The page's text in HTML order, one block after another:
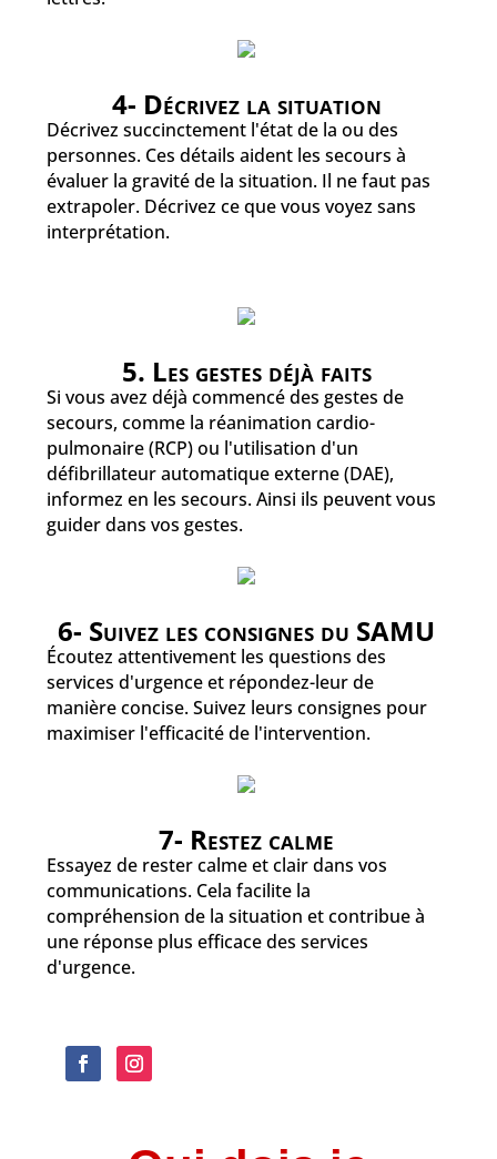
4- Décrivez la situation
Décrivez succinctement l'état de la ou des
personnes. Ces détails aident les secours à
évaluer la gravité de la situation. Il ne faut pas
extrapoler. Décrivez ce que vous voyez sans
interprétation.
5. Les gestes déjà faits
Si vous avez déjà commencé des gestes de
secours, comme la réanimation cardio-
pulmonaire (RCP) ou l'utilisation d'un
défibrillateur automatique externe (DAE),
informez en les secours. Ainsi ils peuvent vous
guider dans vos gestes.
6- Suivez les consignes du SAMU
Écoutez attentivement les questions des
services d'urgence et répondez-leur de
manière concise. Suivez leurs consignes pour
maximiser l'efficacité de l'intervention.
7- Restez calme
Essayez de rester calme et clair dans vos
communications. Cela facilite la
compréhension de la situation et contribue à
une réponse plus efficace des services
d'urgence.